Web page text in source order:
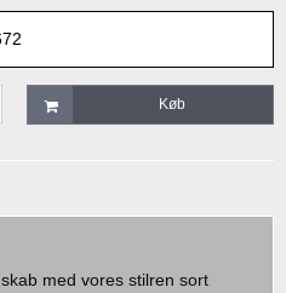
Køb
med vores stilren sort